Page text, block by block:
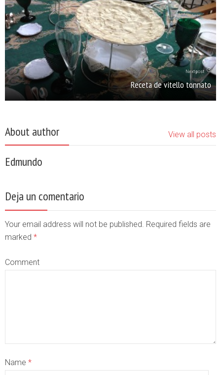
Next post
Receta de vitello tonnato
About author View all posts
Edmundo
Deja un comentario
Your email address will not be published. Required fields are
marked *
Comment
Name *